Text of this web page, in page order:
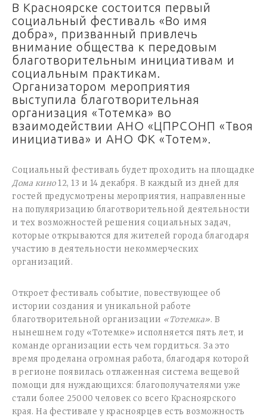
В Красноярске состоится первый
социальный фестиваль «Во имя
добра», призванный привлечь
внимание общества к передовым
благотворительным инициативам и
социальным практикам.
Организатором мероприятия
выступила благотворительная
организация «Тотемка» во
взаимодействии АНО «ЦПРСОНП «Твоя
инициатива» и АНО ФК «Тотем».
Социальный фестиваль будет проходить на площадке
Дома кино12, 13 и 14 декабря. В каждый из дней для
гостей предусмотрены мероприятия, направленные
на популяризацию благотворительной деятельности
и тех возможностей решения социальных задач,
которые открываются для жителей города благодаря
участию в деятельности некоммерческих
организаций.
Откроет фестиваль событие, повествующее об
истории создания и уникальной работе
благотворительной организации «Тотемка». В
нынешнем году «Тотемке» исполняется пять лет, и
команде организации есть чем гордиться. За это
время проделана огромная работа, благодаря которой
в регионе появилась отлаженная система вещевой
помощи для нуждающихся: благополучателями уже
стали более 25000 человек со всего Красноярского
края. На фестивале у красноярцев есть возможность